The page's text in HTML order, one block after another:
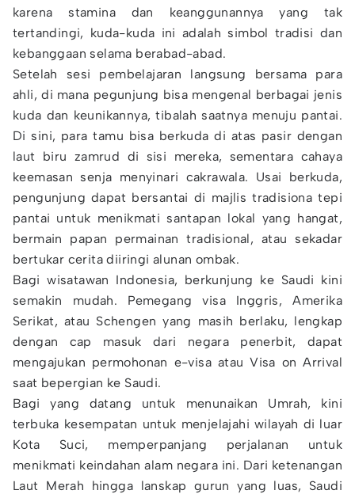
karena stamina dan keanggunannya yang tak
tertandingi, kuda-kuda ini adalah simbol tradisi dan
kebanggaan selama berabad-abad.
Setelah sesi pembelajaran langsung bersama para
ahli, di mana pegunjung bisa mengenal berbagai jenis
kuda dan keunikannya, tibalah saatnya menuju pantai.
Di sini, para tamu bisa berkuda di atas pasir dengan
laut biru zamrud di sisi mereka, sementara cahaya
keemasan senja menyinari cakrawala. Usai berkuda,
pengunjung dapat bersantai di majlis tradisiona tepi
pantai untuk menikmati santapan lokal yang hangat,
bermain papan permainan tradisional, atau sekadar
bertukar cerita diiringi alunan ombak.
Bagi wisatawan Indonesia, berkunjung ke Saudi kini
semakin mudah. Pemegang visa Inggris, Amerika
Serikat, atau Schengen yang masih berlaku, lengkap
dengan cap masuk dari negara penerbit, dapat
mengajukan permohonan e-visa atau Visa on Arrival
saat bepergian ke Saudi.
Bagi yang datang untuk menunaikan Umrah, kini
terbuka kesempatan untuk menjelajahi wilayah di luar
Kota Suci, memperpanjang perjalanan untuk
menikmati keindahan alam negara ini. Dari ketenangan
Laut Merah hingga lanskap gurun yang luas, Saudi